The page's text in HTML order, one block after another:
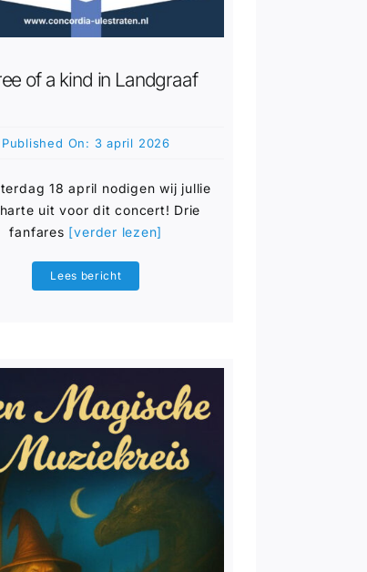
of a kind in Landgraaf
Published On: 3 april 2026
18 april nodigen wij jullie
uit voor dit concert! Drie
fanfares [verder lezen]
Lees bericht